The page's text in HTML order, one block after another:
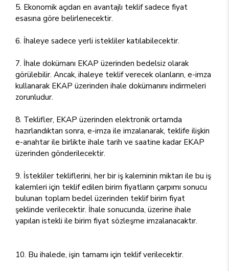
5. Ekonomik açıdan en avantajlı teklif sadece fiyat
esasına göre belirlenecektir.
6. İhaleye sadece yerli istekliler katılabilecektir.
7. İhale dokümanı EKAP üzerinden bedelsiz olarak
görülebilir. Ancak, ihaleye teklif verecek olanların, e-imza
kullanarak EKAP üzerinden ihale dokümanını indirmeleri
zorunludur.
8. Teklifler, EKAP üzerinden elektronik ortamda
hazırlandıktan sonra, e-imza ile imzalanarak, teklife ilişkin
e-anahtar ile birlikte ihale tarih ve saatine kadar EKAP
üzerinden gönderilecektir.
9. İstekliler tekliflerini, her bir iş kaleminin miktarı ile bu iş
kalemleri için teklif edilen birim fiyatların çarpımı sonucu
bulunan toplam bedel üzerinden teklif birim fiyat
şeklinde verilecektir. İhale sonucunda, üzerine ihale
yapılan istekli ile birim fiyat sözleşme imzalanacaktır.
10. Bu ihalede, işin tamamı için teklif verilecektir.